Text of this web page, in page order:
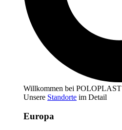
Willkommen bei POLOPLAST
Unsere Standorte im Detail
Europa